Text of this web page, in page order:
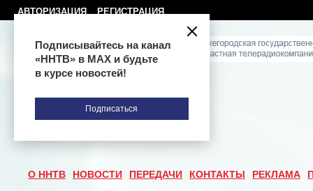
АВТОРИЗАЦИЯ РЕГИСТРАЦИЯ
О ННТВ НОВОСТИ ПЕРЕДАЧИ КОНТАКТЫ РЕКЛАМА
Подписывайтесь на канал
«ННТВ» в МАХ и будьте
в курсе новостей!
Подписаться